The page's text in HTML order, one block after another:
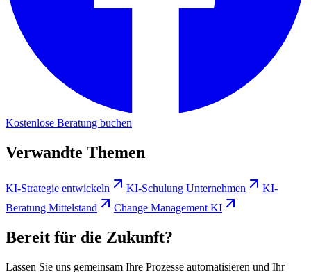
Kostenlose Beratung buchen
Verwandte Themen
KI-Strategie entwickeln KI-Schulung Unternehmen
KI-
Beratung Mittelstand
Change Management KI
Bereit für die Zukunft?
Lassen Sie uns gemeinsam Ihre Prozesse automatisieren und Ihr